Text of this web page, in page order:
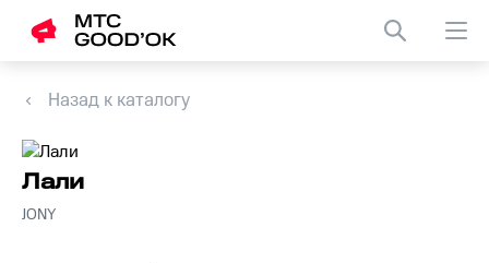
Назад к каталогу
Лали
JONY